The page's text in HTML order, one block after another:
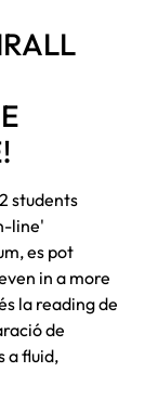
students
line'
es pot
in a more
la reading de
de
a fluid,